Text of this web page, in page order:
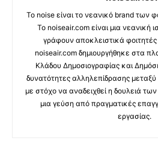
Το noise είναι το νεανικό brand των
Το noiseair.com είναι μια νεανική
γράφουν αποκλειστικά
noiseair.com δημιουργήθηκε στα
Κλάδου Δημοσιογραφίας και
δυνατότητες αλληλεπίδρασης
με στόχο να αναδειχθεί η δουλειά
μια γεύση από πραγματικές
εργασίας.